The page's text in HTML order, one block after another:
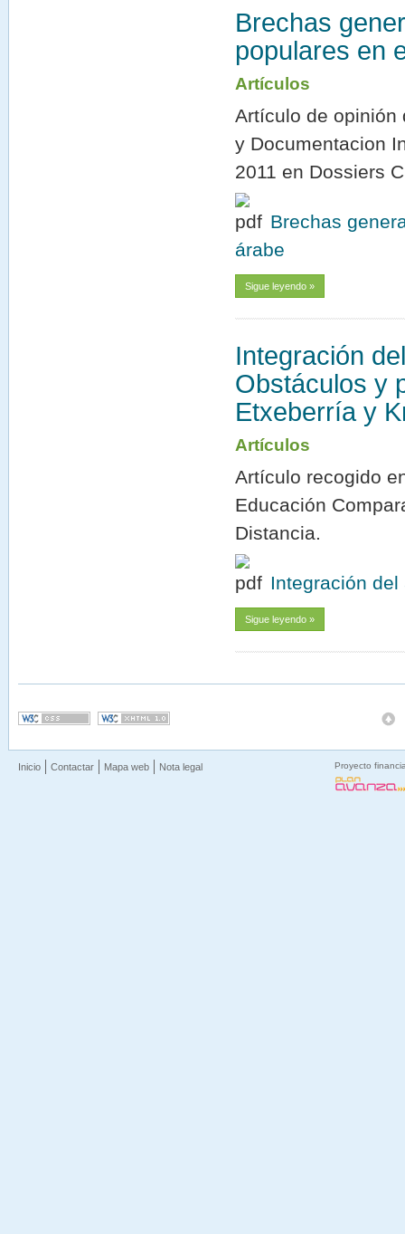
Brechas
populares en
Artículos
Artículo de opinión
y Documentacion
2011 en Dossiers
Brechas
árabe
Sigue leyendo »
Integración
Obstáculos y
Etxeberría y
Artículos
Artículo recogido
Educación
Distancia.
Integración
Sigue leyendo »
Inicio Contactar Mapa web Nota legal Proyecto